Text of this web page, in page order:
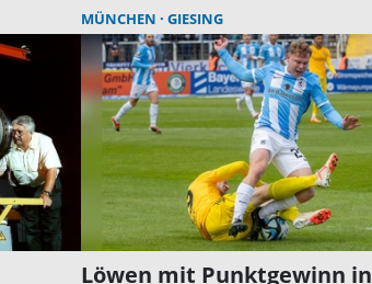
MÜNCHEN GIESING
Löwen mit Punktgewinn in